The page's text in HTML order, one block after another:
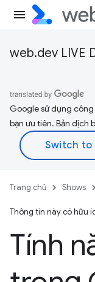
web.dev LIVE
Google sử dụng
bạn ưu tiên. Bản dịch
Trang chủ Shows
Thông tin này có hữu
Tính